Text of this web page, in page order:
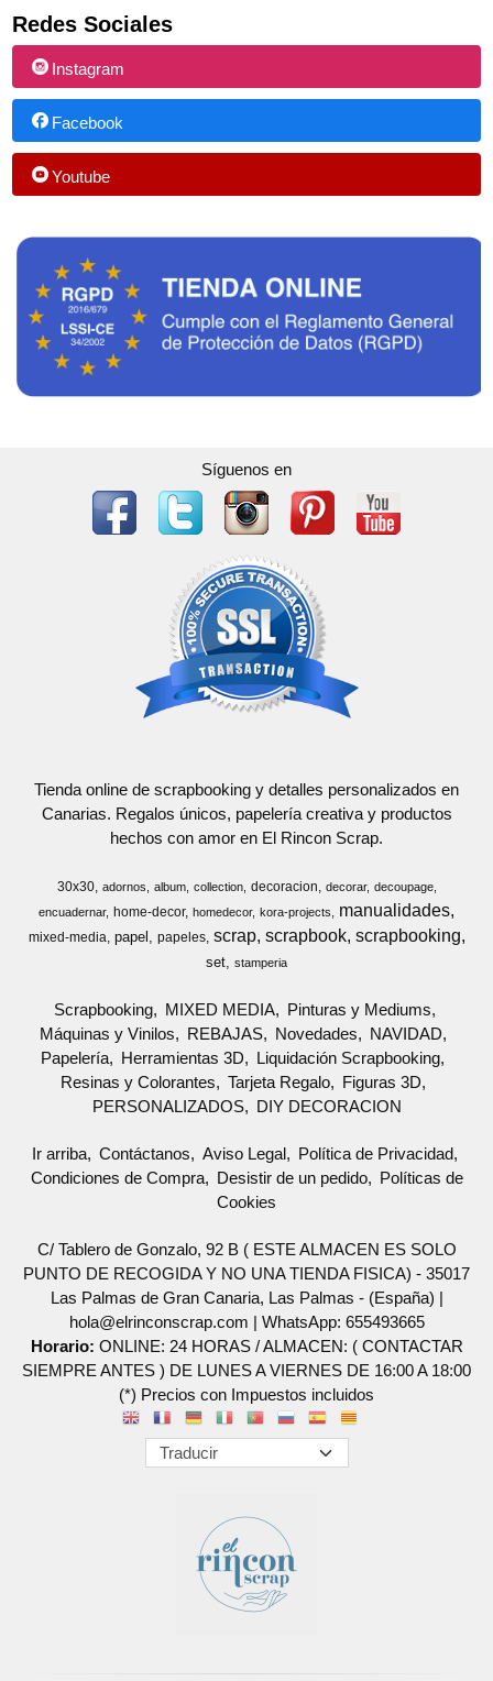
Redes Sociales
Instagram
Facebook
Youtube
Síguenos en
Tienda online de scrapbooking y detalles personalizados en
Canarias. Regalos únicos, papelería creativa y productos
hechos con amor en El Rincon Scrap.
30x30 adornos album collection decoracion decorar
decoupage
encuadernar
home-decor homedecor kora-projects manualidades
mixed-media papel papeles scrap scrapbook scrapbooking
set stamperia
Scrapbooking MIXED MEDIA
Pinturas y Mediums
Máquinas y Vinilos
REBAJAS Novedades
NAVIDAD
Papelería
Herramientas 3D
Liquidación Scrapbooking
Resinas y Colorantes
Tarjeta Regalo
Figuras 3D
PERSONALIZADOS
DIY DECORACION
Ir arriba Contáctanos Aviso Legal
Política de Privacidad
Condiciones de Compra
Desistir de un pedido
Políticas de
Cookies
C/ Tablero de Gonzalo, 92 B ( ESTE ALMACEN ES SOLO
PUNTO DE RECOGIDA Y NO UNA TIENDA FISICA) - 35017
Las Palmas de Gran Canaria, Las Palmas - (España) |
hola@elrinconscrap.com | WhatsApp: 655493665
Horario: ONLINE: 24 HORAS / ALMACEN: ( CONTACTAR
SIEMPRE ANTES ) DE LUNES A VIERNES DE 16:00 A 18:00
(*) Precios con Impuestos incluidos